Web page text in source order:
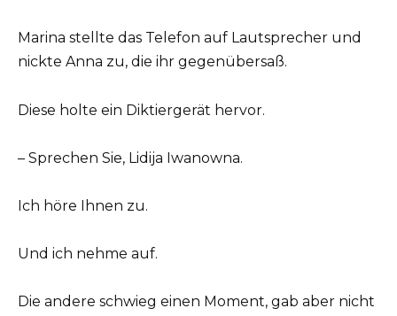
Marina stellte das Telefon auf Lautsprecher und
nickte Anna zu, die ihr gegenübersaß.
Diese holte ein Diktiergerät hervor.
– Sprechen Sie, Lidija Iwanowna.
Ich höre Ihnen zu.
Und ich nehme auf.
Die andere schwieg einen Moment, gab aber nicht